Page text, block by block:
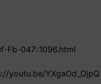
Fb-047::1096.html
youtu.be/YXgaOd_OjpQ